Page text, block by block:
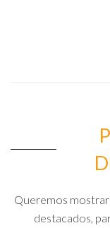
Queremos
destacados,